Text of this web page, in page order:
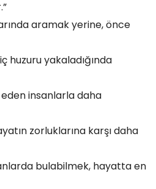
aramak yerine, önce
huzuru yakaladığında
insanlarla daha
zorluklarına karşı daha
bulabilmek, hayatta en